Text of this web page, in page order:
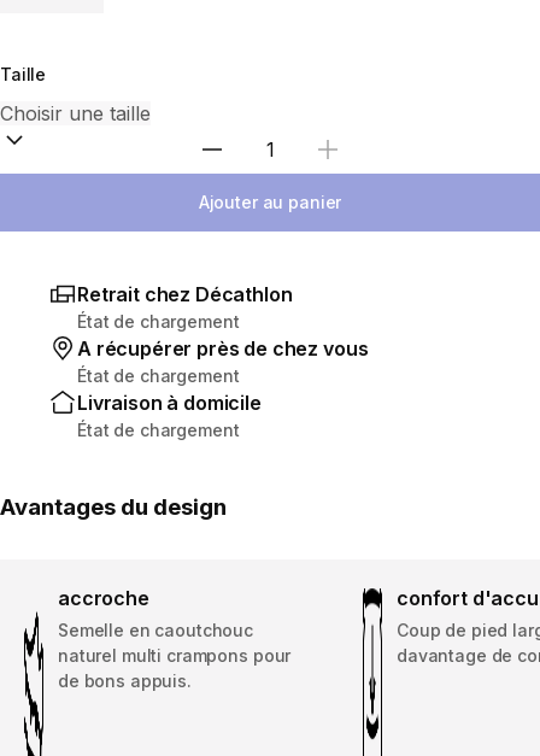
Taille
Choisir une quantité
Ajouter au panier
Retrait chez Décathlon
État de chargement
A récupérer près de chez vous
État de chargement
Livraison à domicile
État de chargement
Avantages du design
accroche
Semelle en caoutchouc
naturel multi crampons pour
de bons appuis.
confort
Coup de pied
davantage de